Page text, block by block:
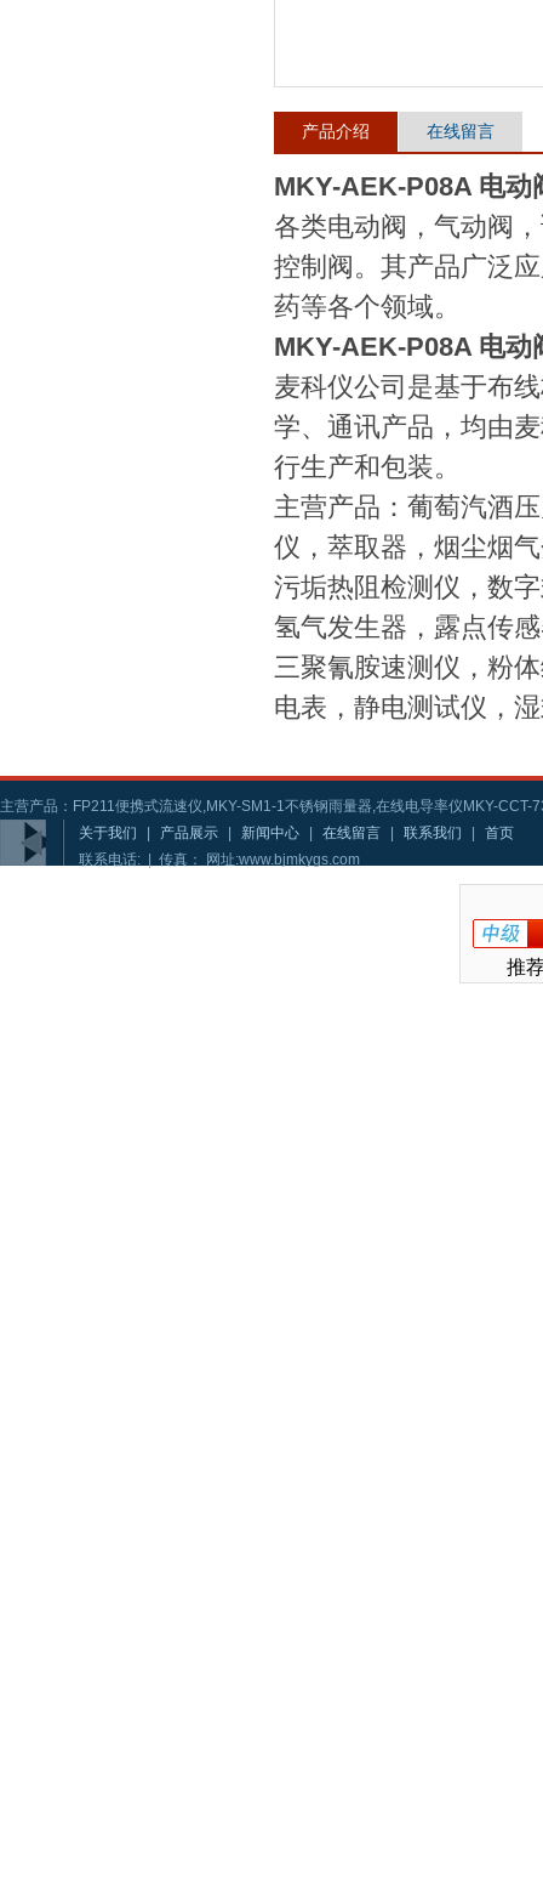
产品介绍 在线留言
MKY-AEK-P08A 电动
各类电动阀，气动阀
控制阀。其产品广泛
药等各个领域。
MKY-AEK-P08A 电动
麦科仪公司是基于布
学、通讯产品，均由
行生产和包装。
主营产品：葡萄汽酒
仪，萃取器，烟尘烟
污垢热阻检测仪，数
氢气发生器，露点传
三聚氰胺速测仪，粉
电表，静电测试仪，
主营产品：FP211便携式流速仪,MKY-SM1-1不锈钢雨量器,在线电导率仪MKY-CCT-
关于我们
产品展示 新闻中心 在线留言 联系我们
首页
联系电话: | 传真： 网址:www.bjmkygs.com
推